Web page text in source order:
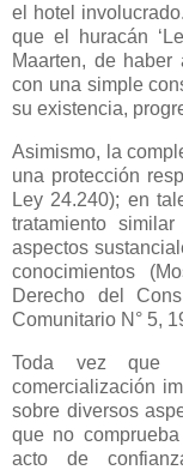
el hotel
que el huracán
Maarten, de
con una simple
su existencia,
Asimismo, la
una protección
Ley 24.240); en
tratamiento
aspectos
conocimientos
Derecho del
Comunitario N° 5,
Toda vez que
comercialización
sobre diversos
que no
acto de